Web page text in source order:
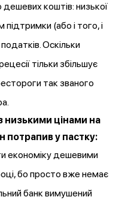
коштів: низької
(або і того, і
Оскільки
тільки збільшує
так званого
цінами на
потрапив у пастку:
економіку дешевими
бо просто вже немає
банк вимушений